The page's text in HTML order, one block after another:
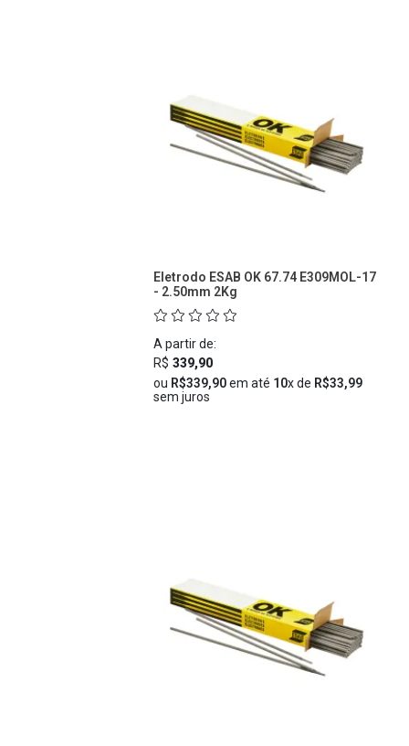
Eletrodo ESAB OK 67.74 E309MOL-17
- 2.50mm 2Kg
A partir de:
R$ 339,90
ou R$339,90em até 10x de R$33,99
sem juros